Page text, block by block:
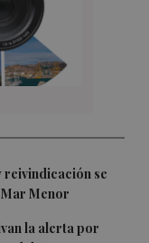
reivindicación se
Menor
la alerta por